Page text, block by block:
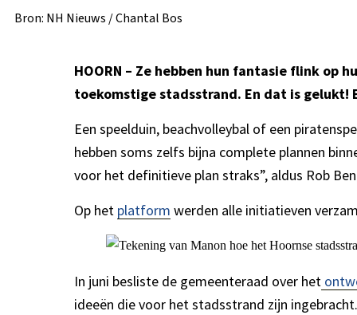
Bron: NH Nieuws / Chantal Bos
HOORN – Ze hebben hun fantasie flink op
toekomstige stadsstrand. En dat is
Een speelduin, beachvolleybal of een
hebben soms zelfs bijna complete plannen
voor het definitieve plan straks”, aldus Rob
Op het platform werden alle initiatieven
In juni besliste de gemeenteraad over het
ideeën die voor het stadsstrand zijn